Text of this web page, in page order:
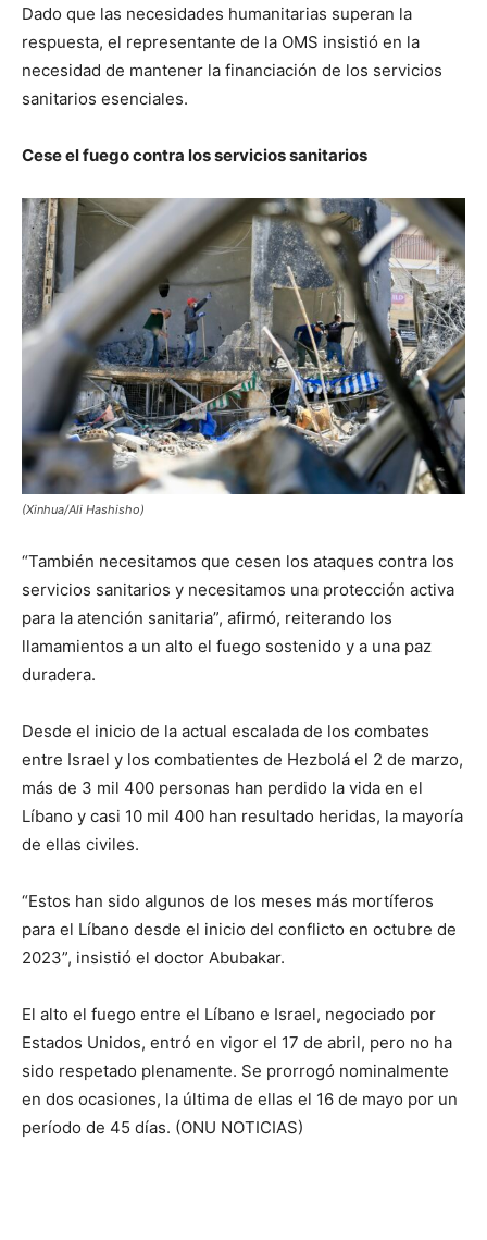
Dado que las necesidades humanitarias superan la
respuesta, el representante de la OMS insistió en la
necesidad de mantener la financiación de los servicios
sanitarios esenciales.
Cese el fuego contra los servicios sanitarios
(Xinhua/Ali Hashisho)
“También necesitamos que cesen los ataques contra los
servicios sanitarios y necesitamos una protección activa
para la atención sanitaria”, afirmó, reiterando los
llamamientos a un alto el fuego sostenido y a una paz
duradera.
Desde el inicio de la actual escalada de los combates
entre Israel y los combatientes de Hezbolá el 2 de marzo,
más de 3 mil 400 personas han perdido la vida en el
Líbano y casi 10 mil 400 han resultado heridas, la mayoría
de ellas civiles.
“Estos han sido algunos de los meses más mortíferos
para el Líbano desde el inicio del conflicto en octubre de
2023”, insistió el doctor Abubakar.
El alto el fuego entre el Líbano e Israel, negociado por
Estados Unidos, entró en vigor el 17 de abril, pero no ha
sido respetado plenamente. Se prorrogó nominalmente
en dos ocasiones, la última de ellas el 16 de mayo por un
período de 45 días. (ONU NOTICIAS)